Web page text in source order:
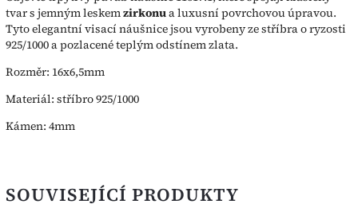
tvar s jemným leskemzirkonua luxusní povrchovou úpravou.
Tyto elegantní visací náušnice jsou vyrobeny ze stříbra o ryzosti
925/1000 a pozlacené teplým odstínem zlata.
Rozměr: 16x6,5mm
Materiál: stříbro 925/1000
Kámen: 4mm
SOUVISEJÍCÍ PRODUKTY